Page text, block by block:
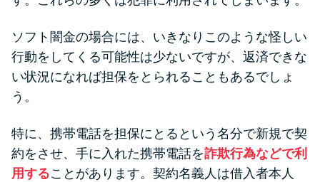
ソフト闇金の場合には、いきなりこのような怪しい
行動をしてくる可能性は少ないですが、返済できな
い状況になれば担保をとられることもあるでしょ
う。
特に、携帯電話を担保にとるという名分で新規で契
約をさせ、手に入れた携帯電話を詐欺行為などで利
用することがあります。契約名義人は借入者本人